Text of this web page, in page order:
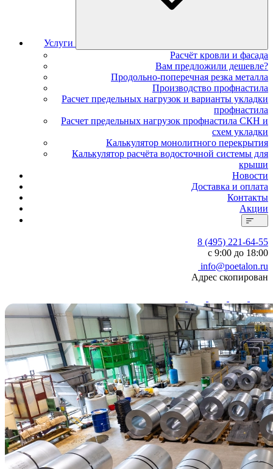
Услуги
Расчёт кровли и фасада
Вам предложили дешевле?
Продольно-поперечная резка металла
Производство профнастила
Расчет предельных нагрузок и варианты укладки
профнастила
Расчет предельных нагрузок профнастила СКН и
схем укладки
Калькулятор монолитного перекрытия
Калькулятор расчёта водосточной системы для
крыши
Новости
Доставка и оплата
Контакты
Акции
8 (495) 221-64-55
с 9:00 до 18:00
info@poetalon.ru
Адрес скопирован